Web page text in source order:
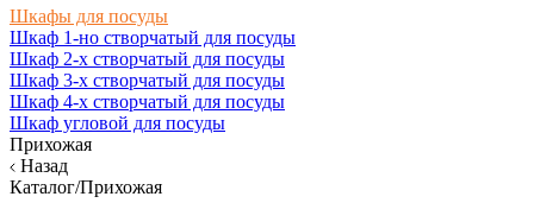
Шкафы для посуды
Шкаф 1-но створчатый для посуды
Шкаф 2-х створчатый для посуды
Шкаф 3-х створчатый для посуды
Шкаф 4-х створчатый для посуды
Шкаф угловой для посуды
Прихожая
Назад
Каталог/Прихожая